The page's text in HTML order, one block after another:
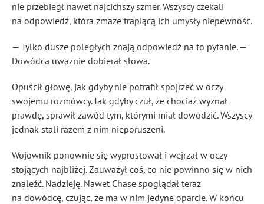
nie przebiegł nawet najcichszy szmer. Wszyscy czekali
na odpowiedź, która zmaże trapiącą ich umysły niepewność.
— Tylko dusze poległych znają odpowiedź na to pytanie. —
Dowódca uważnie dobierał słowa.
Opuścił głowę, jak gdyby nie potrafił spojrzeć w oczy
swojemu rozmówcy. Jak gdyby czuł, że chociaż wyznał
prawdę, sprawił zawód tym, którymi miał dowodzić. Wszyscy
jednak stali razem z nim nieporuszeni.
Wojownik ponownie się wyprostował i wejrzał w oczy
stojących najbliżej. Zauważył coś, co nie powinno się w nich
znaleźć. Nadzieję. Nawet Chase spoglądał teraz
na dowódcę, czując, że ma w nim jedyne oparcie. W końcu